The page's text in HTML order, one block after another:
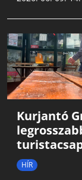
Kurjantó
HÍR